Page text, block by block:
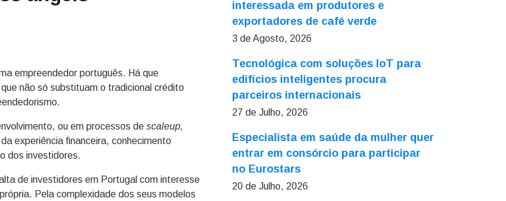
empreendedor português. Há que
não só substituam o tradicional crédito
ou em processos de scaleup,
experiência financeira, conhecimento
dos investidores.
de investidores em Portugal com interesse
Pela complexidade dos seus modelos
interessada em produtores e
exportadores de café verde
3 de Agosto, 2026
Tecnológica com soluções IoT para
edifícios inteligentes procura
parceiros internacionais
27 de Julho, 2026
Especialista em saúde da mulher quer
entrar em consórcio para participar
no Eurostars
20 de Julho, 2026